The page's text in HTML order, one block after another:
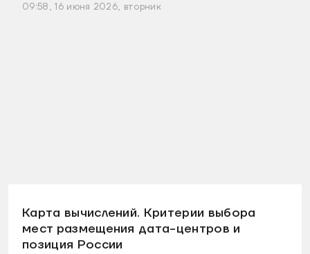
09:58, 16 июня 2026, вторник
Карта вычислений. Критерии выбора
мест размещения дата-центров и
позиция России